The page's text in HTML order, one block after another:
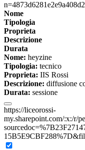
Nome
Tipologia
Proprieta
Descrizione
Durata
Nome: heyzine
Tipologia: tecnico
Proprieta: IIS Rossi
Descrizione: diffusione
Durata: sessione
https://liceorossi-
my.sharepoint.com/:x:/r/